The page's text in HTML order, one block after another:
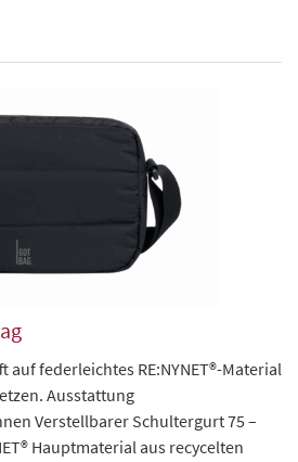
auf federleichtes RE:NYNET®-Material
Ausstattung
Verstellbarer Schultergurt 75 –
Hauptmaterial aus recycelten